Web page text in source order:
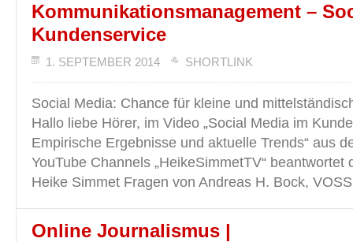
Kommunikationsmanagement –
Kundenservice
1. SEPTEMBER 2014 SHORTLINK
Social Media: Chance für kleine und
Hallo liebe Hörer, im Video „Social Media im
Empirische Ergebnisse und aktuelle Trends“ aus
YouTube Channels „HeikeSimmetTV“ beantwortet
Heike Simmet Fragen von Andreas H. Bock,
Online Journalismus |